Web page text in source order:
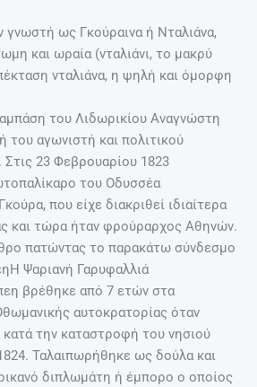
γνωστή ως Γκούραινα ή Νταλιάνα,
και ωραία (νταλιάνι, το μακρύ
νταλιάνα, η ψηλή και όμορφη
του Λιδωρικίου Αναγνώστη
του αγωνιστή και πολιτικού
23 Φεβρουαρίου 1823
του Οδυσσέα
που είχε διακριθεί ιδιαίτερα
και τώρα ήταν φρούραρχος Αθηνών.
πατώντας το παρακάτω σύνδεσμο
Ψαριανή Γαρυφαλλιά
βρέθηκε από 7 ετών στα
αυτοκρατορίας όταν
την καταστροφή του νησιού
Ταλαιπωρήθηκε ως δούλα και
διπλωμάτη ή έμπορο ο οποίος